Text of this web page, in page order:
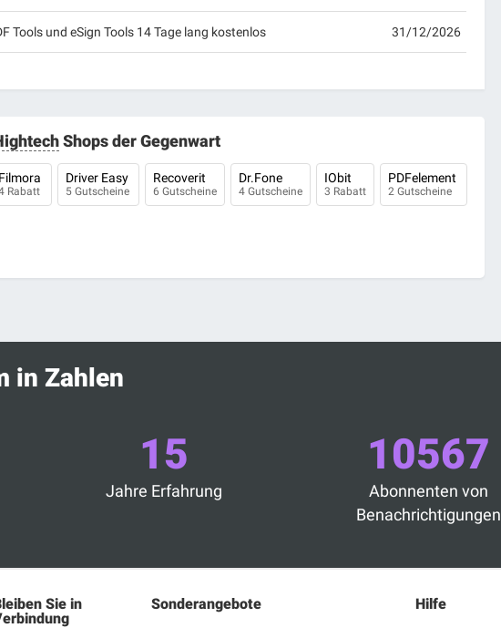
Tools und eSign Tools 14 Tage lang kostenlos 31/12/2026
Shops der Gegenwart
Filmora
Rabatt
Driver Easy
5 Gutscheine
Recoverit
6 Gutscheine
Dr.Fone
4 Gutscheine
IObit
3 Rabatt
PDFelement
2 Gutscheine
in Zahlen
15
Jahre Erfahrung
10567
Abonnenten von
Benachrichtigungen
Sie in
Sonderangebote
Hilfe